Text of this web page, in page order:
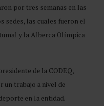
por tres semanas en las
sedes, las cuales fueron el
y la Alberca Olímpica
de la CODEQ,
un trabajo a nivel de
en la entidad.